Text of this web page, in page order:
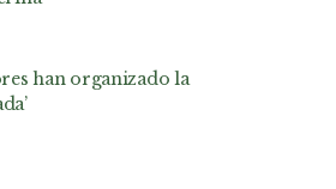
han organizado la